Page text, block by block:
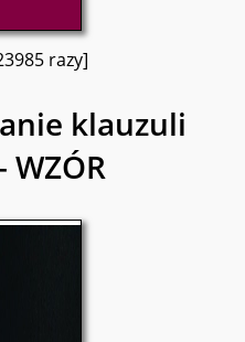
razy]
klauzuli